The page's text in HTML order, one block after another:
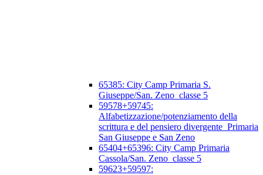
65385: City Camp Primaria S.
Giuseppe/San. Zeno_classe 5
59578+59745:
Alfabetizzazione/potenziamento della
scrittura e del pensiero divergente_Primaria
San Giuseppe e San Zeno
65404+65396: City Camp Primaria
Cassola/San. Zeno_classe 5
59623+59597: